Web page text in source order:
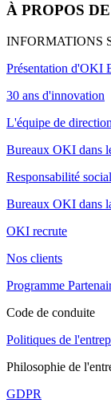
À PROPOS
INFORMATIONS
Présentation d'OKI
30 ans d'innovation
L'équipe de direction
Bureaux OKI dans
Responsabilité
Bureaux OKI dans
OKI recrute
Nos clients
Programme
Code de conduite
Politiques de
Philosophie de
GDPR